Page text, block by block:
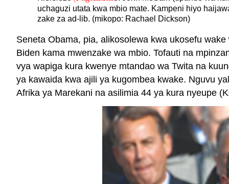
uchaguzi utata kwa mbio mate. Kampeni hiyo
zake za ad-lib. (mikopo: Rachael Dickson)
Seneta Obama, pia, alikosolewa kwa ukosefu
Biden kama mwenzake wa mbio. Tofauti na
vya wapiga kura kwenye mtandao wa Twita na
ya kawaida kwa ajili ya kugombea kwake. Nguvu
Afrika ya Marekani na asilimia 44 ya kura nyeupe